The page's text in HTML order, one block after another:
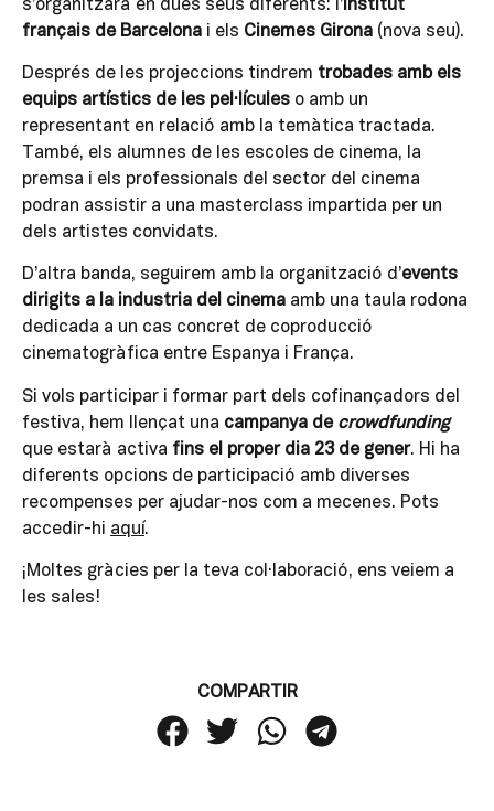
s’organitzarà en dues seus diferents: l’ Institut
français de Barcelona i els Cinemes Girona (nova seu).
Després de les projeccions tindrem trobades amb els
equips artístics de les pel·lícules o amb un
representant en relació amb la temàtica tractada.
També, els alumnes de les escoles de cinema, la
premsa i els professionals del sector del cinema
podran assistir a una masterclass impartida per un
dels artistes convidats.
D’altra banda, seguirem amb la organització d’events
dirigits a la industria del cinema amb una taula rodona
dedicada a un cas concret de coproducció
cinematogràfica entre Espanya i França.
Si vols participar i formar part dels cofinançadors del
festiva, hem llençat una campanya de crowdfunding
que estarà activa fins el proper dia 23 de gener. Hi ha
diferents opcions de participació amb diverses
recompenses per ajudar-nos com a mecenes. Pots
accedir-hi aquí.
¡Moltes gràcies per la teva col·laboració, ens veiem a
les sales!
COMPARTIR